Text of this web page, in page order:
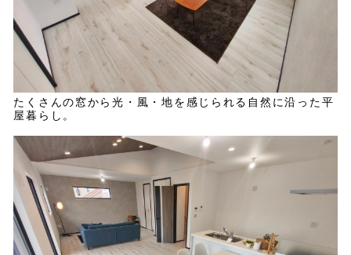
たくさんの窓から光・風・地を感じられる自然に沿った平
屋暮らし。